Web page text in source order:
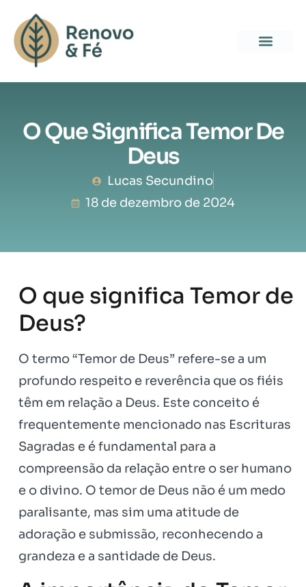
O Que Significa Temor De
Deus
Lucas Secundino
18 de dezembro de 2024
O que significa Temor de
Deus?
O termo “Temor de Deus” refere-se a um
profundo respeito e reverência que os fiéis
têm em relação a Deus. Este conceito é
frequentemente mencionado nas Escrituras
Sagradas e é fundamental para a
compreensão da relação entre o ser humano
e o divino. O temor de Deus não é um medo
paralisante, mas sim uma atitude de
adoração e submissão, reconhecendo a
grandeza e a santidade de Deus.